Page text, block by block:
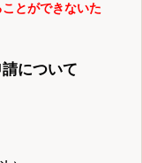
とができないた
について